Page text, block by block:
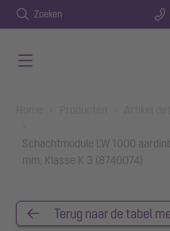
Zoeken
Schachtmodule LW 1000
mm, Klasse K 3 (8740074)
Terug naar de tabel